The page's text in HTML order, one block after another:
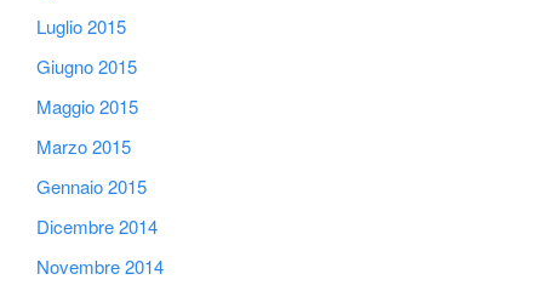
Luglio 2015
Giugno 2015
Maggio 2015
Marzo 2015
Gennaio 2015
Dicembre 2014
Novembre 2014